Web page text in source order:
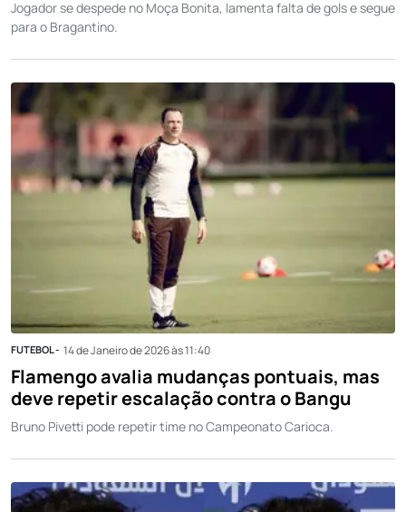
Jogador se despede no Moça Bonita, lamenta falta de gols e segue
para o Bragantino.
FUTEBOL - 14 de Janeiro de 2026 às 11:40
Flamengo avalia mudanças pontuais, mas
deve repetir escalação contra o Bangu
Bruno Pivetti pode repetir time no Campeonato Carioca.